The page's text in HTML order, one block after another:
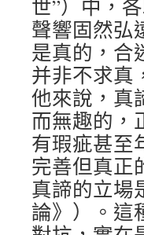
世”）中，
聲響固然弘
是真的，合
并非不求真
他來說，真
而無趣的，
有瑕疵甚至
完善但真正
真諦的立場
論》）。這